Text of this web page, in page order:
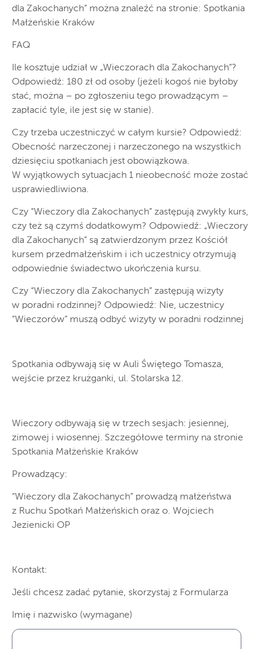
dla Zakochanych” można znaleźć na stronie: Spotkania
Małżeńskie Kraków
FAQ
Ile kosztuje udział w „Wieczorach dla Zakochanych”?
Odpowiedź: 180 zł od osoby (jeżeli kogoś nie byłoby
stać, można – po zgłoszeniu tego prowadzącym –
zapłacić tyle, ile jest się w stanie).
Czy trzeba uczestniczyć w całym kursie? Odpowiedź:
Obecność narzeczonej i narzeczonego na wszystkich
dziesięciu spotkaniach jest obowiązkowa.
W wyjątkowych sytuacjach 1 nieobecność może zostać
usprawiedliwiona.
Czy “Wieczory dla Zakochanych” zastępują zwykły kurs,
czy też są czymś dodatkowym? Odpowiedź: „Wieczory
dla Zakochanych” są zatwierdzonym przez Kościół
kursem przedmałżeńskim i ich uczestnicy otrzymują
odpowiednie świadectwo ukończenia kursu.
Czy “Wieczory dla Zakochanych” zastępują wizyty
w poradni rodzinnej? Odpowiedź: Nie, uczestnicy
“Wieczorów” muszą odbyć wizyty w poradni rodzinnej
Spotkania odbywają się w Auli Świętego Tomasza,
wejście przez krużganki, ul. Stolarska 12.
Wieczory odbywają się w trzech sesjach: jesiennej,
zimowej i wiosennej. Szczegółowe terminy na stronie
Spotkania Małżeńskie Kraków
Prowadzący:
“Wieczory dla Zakochanych” prowadzą małżeństwa
z Ruchu Spotkań Małżeńskich oraz o. Wojciech
Jezienicki OP
Kontakt:
Jeśli chcesz zadać pytanie, skorzystaj z Formularza
Imię i nazwisko (wymagane)